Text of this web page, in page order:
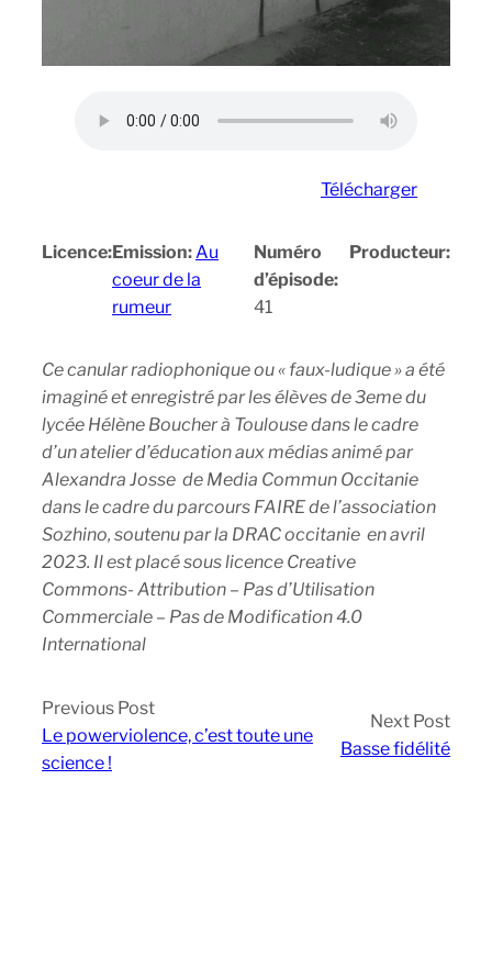
Télécharger
Licence:Emission:Au
coeur de la
rumeur
Numéro
d’épisode:
41
Producteur:
Ce canular radiophonique ou « faux-ludique » a été
imaginé et enregistré par les élèves de 3eme du
lycée Hélène Boucher à Toulouse dans le cadre
d’un atelier d’éducation aux médias animé par
Alexandra Josse de Media Commun Occitanie
dans le cadre du parcours FAIRE de l’association
Sozhino, soutenu par la DRAC occitanie en avril
2023. Il est placé sous licence Creative
Commons- Attribution – Pas d’Utilisation
Commerciale – Pas de Modification 4.0
International
Previous Post
Le powerviolence, c’est toute une
science !
Next Post
Basse fidélité